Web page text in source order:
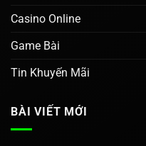
Casino Online
Game Bài
Tin Khuyến Mãi
BÀI VIẾT MỚI